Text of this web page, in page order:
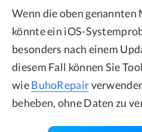
Wenn die oben
könnte ein iOS-
besonders nach einem
diesem Fall können Sie
wieBuhoRepair
beheben, ohne Daten zu